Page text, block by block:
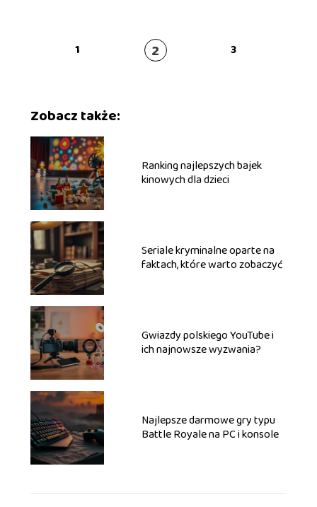
1 2 3
Zobacz także:
Ranking najlepszych bajek
kinowych dla dzieci
Seriale kryminalne oparte na
faktach, które warto zobaczyć
Gwiazdy polskiego YouTube i
ich najnowsze wyzwania?
Najlepsze darmowe gry typu
Battle Royale na PC i konsole